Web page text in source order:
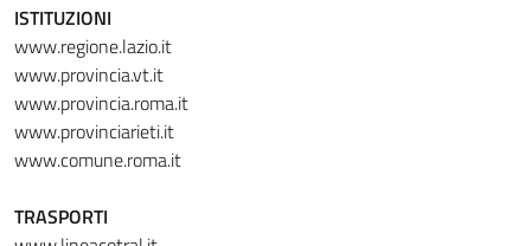
ISTITUZIONI
www.regione.lazio.it
www.provincia.vt.it
www.provincia.roma.it
www.provinciarieti.it
www.comune.roma.it
TRASPORTI